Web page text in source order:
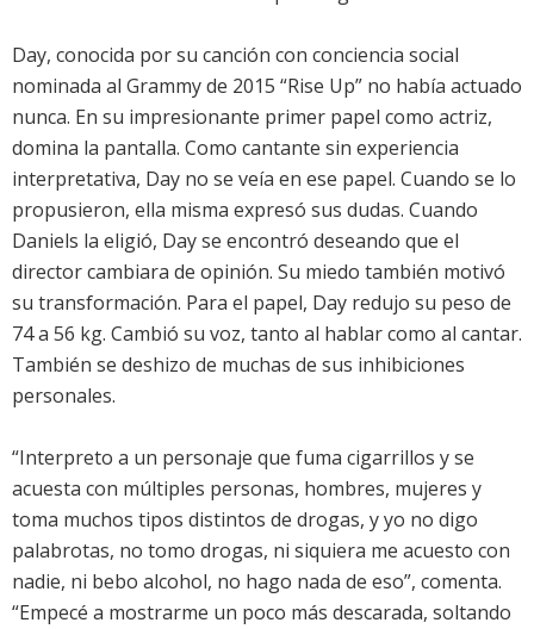
Day, conocida por su canción con conciencia social
nominada al Grammy de 2015 “Rise Up” no había actuado
nunca. En su impresionante primer papel como actriz,
domina la pantalla. Como cantante sin experiencia
interpretativa, Day no se veía en ese papel. Cuando se lo
propusieron, ella misma expresó sus dudas. Cuando
Daniels la eligió, Day se encontró deseando que el
director cambiara de opinión. Su miedo también motivó
su transformación. Para el papel, Day redujo su peso de
74 a 56 kg. Cambió su voz, tanto al hablar como al cantar.
También se deshizo de muchas de sus inhibiciones
personales.
“Interpreto a un personaje que fuma cigarrillos y se
acuesta con múltiples personas, hombres, mujeres y
toma muchos tipos distintos de drogas, y yo no digo
palabrotas, no tomo drogas, ni siquiera me acuesto con
nadie, ni bebo alcohol, no hago nada de eso”, comenta.
“Empecé a mostrarme un poco más descarada, soltando